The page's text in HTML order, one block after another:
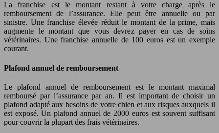
La franchise est le montant restant à votre charge après le
remboursement de l’assurance. Elle peut être annuelle ou par
sinistre. Une franchise élevée réduit le montant de la prime, mais
augmente le montant que vous devrez payer en cas de soins
vétérinaires. Une franchise annuelle de 100 euros est un exemple
courant.
Plafond annuel de remboursement
Le plafond annuel de remboursement est le montant maximal
remboursé par l’assurance par an. Il est important de choisir un
plafond adapté aux besoins de votre chien et aux risques auxquels il
est exposé. Un plafond annuel de 2000 euros est souvent suffisant
pour couvrir la plupart des frais vétérinaires.